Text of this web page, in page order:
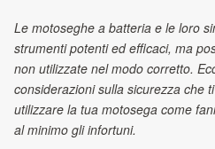
Le motoseghe a batteria e le loro
strumenti potenti ed efficaci, ma
non utilizzate nel modo corretto.
considerazioni sulla sicurezza che
utilizzare la tua motosega come
al minimo gli infortuni.